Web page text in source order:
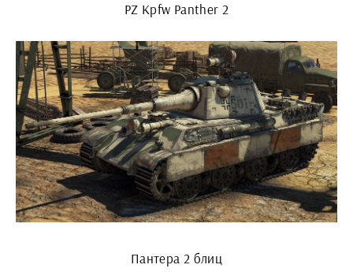
PZ Kpfw Panther 2
Пантера 2 блиц